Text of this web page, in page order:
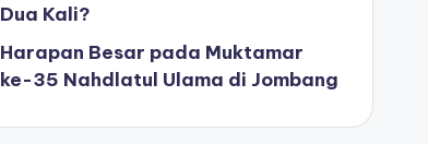
Dua Kali?
Harapan Besar pada Muktamar
ke-35 Nahdlatul Ulama di Jombang